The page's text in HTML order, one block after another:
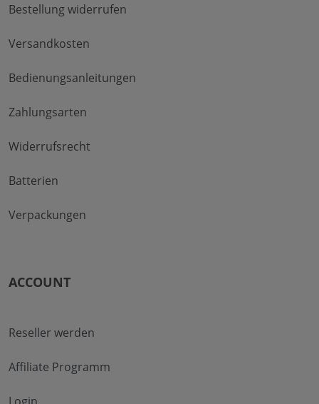
Bestellung widerrufen
Versandkosten
Bedienungsanleitungen
Zahlungsarten
Widerrufsrecht
Batterien
Verpackungen
ACCOUNT
Reseller werden
Affiliate Programm